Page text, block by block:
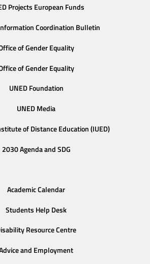
Projects European Funds
Coordination Bulletin
of Gender Equality
of Gender Equality
UNED Foundation
UNED Media
of Distance Education (IUED)
2030 Agenda and SDG
Academic Calendar
Students Help Desk
Resource Centre
and Employment